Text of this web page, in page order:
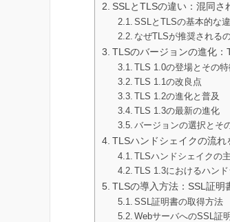
SSLとTLSの違い：混同さ
SSLとTLSの基本的な
なぜTLSが推奨される
TLSのバージョンの進化
TLS 1.0の登場とその
TLS 1.1の改良点
TLS 1.2の進化と普及
TLS 1.3の最新の進化
バージョンの選択とそ
TLSハンドシェイクの流れ
TLSハンドシェイクの
TLS 1.3におけるハン
TLSの導入方法：SSL証明
SSL証明書の取得方法
WebサーバへのSSL証